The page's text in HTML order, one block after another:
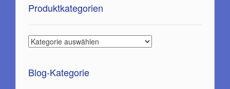
Produktkategorien
Blog-Kategorie